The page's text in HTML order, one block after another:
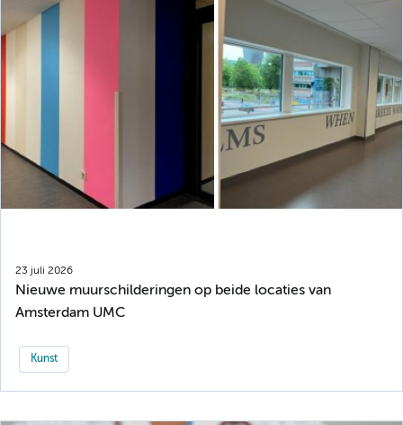
23 juli 2026
Nieuwe muurschilderingen op beide locaties van
Amsterdam UMC
Kunst